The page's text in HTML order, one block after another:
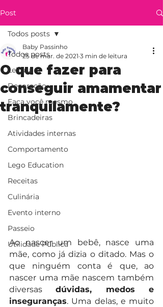
Post
Todos posts
Leitura
Decoração
Faça você mesmo
Brincadeiras
Atividades internas
Comportamento
Lego Education
Receitas
Culinária
Evento interno
Passeio
Utilidade Pública
Todos posts
O que fazer para
conseguir amamentar
tranquilamente?
Baby Passinho
25 de mar. de 2021 3 min de leitura
Ao nascer um bebê, nasce uma
mãe, como já dizia o ditado. Mas o
que ninguém conta é que, ao
nascer uma mãe nascem também
diversas dúvidas, medos e
inseguranças. Uma delas, e muito